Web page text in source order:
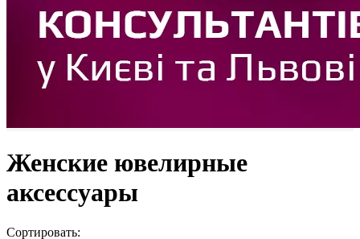
Женские ювелирные
аксессуары
Сортировать: